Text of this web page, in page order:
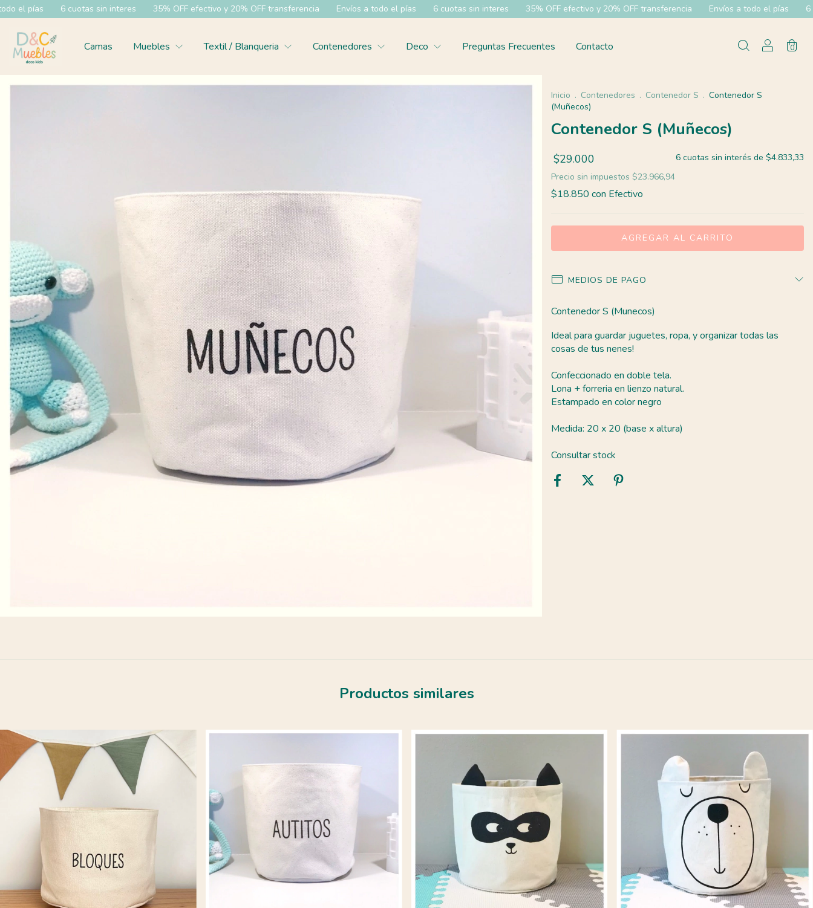
6 cuotas sin interes 35% OFF efectivo y 20% OFF transferencia Envíos a todo el pías 6 cuotas sin interes 35% OFF efectivo y 20% OFF transferencia Envíos a todo el pías 6 cuotas sin
Camas Muebles Textil / Blanqueria Contenedores Deco Preguntas Frecuentes Contacto 0
Inicio . Contenedores . Contenedor S . Contenedor S
(Muñecos)
Contenedor S (Muñecos)
$29.000 6 cuotas sin interés de $4.833,33
Precio sin impuestos $23.966,94
$18.850 con Efectivo
MEDIOS DE PAGO
Contenedor S (Munecos)
Ideal para guardar juguetes, ropa, y organizar todas las
cosas de tus nenes!
Confeccionado en doble tela.
Lona + forreria en lienzo natural.
Estampado en color negro
Medida: 20 x 20 (base x altura)
Consultar stock
Productos similares